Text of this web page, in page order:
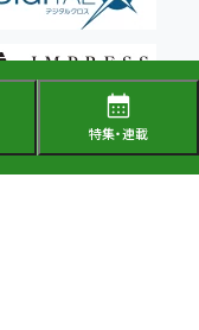
特集・連載